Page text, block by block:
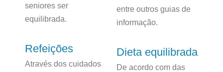
seniores ser
equilibrada.
Refeições
Através dos cuidados
entre outros guias de
informação.
Dieta equilibrada
De acordo com das